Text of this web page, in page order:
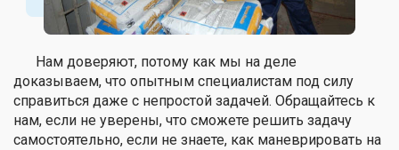
Нам доверяют, потому как мы на деле
доказываем, что опытным специалистам под силу
справиться даже с непростой задачей. Обращайтесь к
нам, если не уверены, что сможете решить задачу
самостоятельно, если не знаете, как маневрировать на